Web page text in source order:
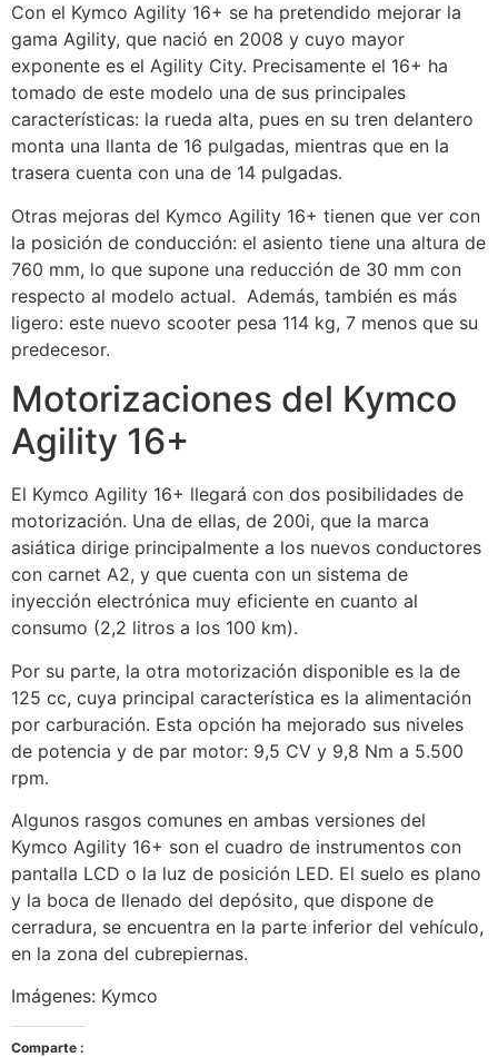
Con el Kymco Agility 16+ se ha pretendido mejorar la
gama Agility, que nació en 2008 y cuyo mayor
exponente es el Agility City. Precisamente el 16+ ha
tomado de este modelo una de sus principales
características: la rueda alta, pues en su tren delantero
monta una llanta de 16 pulgadas, mientras que en la
trasera cuenta con una de 14 pulgadas.
Otras mejoras del Kymco Agility 16+ tienen que ver con
la posición de conducción: el asiento tiene una altura de
760 mm, lo que supone una reducción de 30 mm con
respecto al modelo actual. Además, también es más
ligero: este nuevo scooter pesa 114 kg, 7 menos que su
predecesor.
Motorizaciones del Kymco
Agility 16+
El Kymco Agility 16+ llegará con dos posibilidades de
motorización. Una de ellas, de 200i, que la marca
asiática dirige principalmente a los nuevos conductores
con carnet A2, y que cuenta con un sistema de
inyección electrónica muy eficiente en cuanto al
consumo (2,2 litros a los 100 km).
Por su parte, la otra motorización disponible es la de
125 cc, cuya principal característica es la alimentación
por carburación. Esta opción ha mejorado sus niveles
de potencia y de par motor: 9,5 CV y 9,8 Nm a 5.500
rpm.
Algunos rasgos comunes en ambas versiones del
Kymco Agility 16+ son el cuadro de instrumentos con
pantalla LCD o la luz de posición LED. El suelo es plano
y la boca de llenado del depósito, que dispone de
cerradura, se encuentra en la parte inferior del vehículo,
en la zona del cubrepiernas.
Imágenes: Kymco
Comparte :